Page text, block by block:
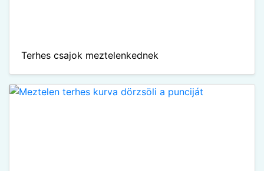
Terhes csajok meztelenkednek